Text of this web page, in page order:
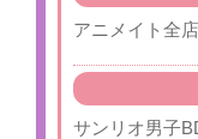
アニメイト全
サンリオ男子